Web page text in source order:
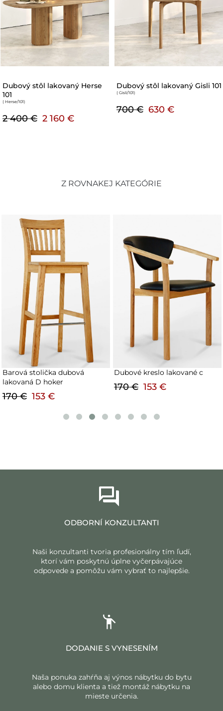
Stôl Nicea 27 dubový
nerozkládací
( nicea-27)
1 000 € s DPH
Dubový stôl lakovaný
Modern U 105
Z ROVNAKEJ KATEGÓRIE
Barová stolička dubová
lakovaná D hoker
170 € 153 €
Dubové kreslo lakované c
170 € 153 €
ODBORNÍ KONZULTANTI
Naši konzultanti tvoria profesionálny tím ľudí,
ktorí vám poskytnú úplne vyčerpávajúce
odpovede a pomôžu vám vybrať to najlepšie.
DODANIE S VYNESENÍM
Naša ponuka zahŕňa aj výnos nábytku do bytu
alebo domu klienta a tiež montáž nábytku na
mieste určenia.